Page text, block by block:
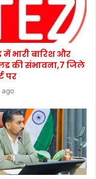
में भारी बारिश और
की संभावना,7 जिले
पर
ago